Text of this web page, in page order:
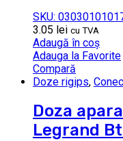
SKU:
3.05 lei cu TVA
Adaugă în coș
Adauga la Favorite
Compară
Doze rigips,
Doza
Legrand